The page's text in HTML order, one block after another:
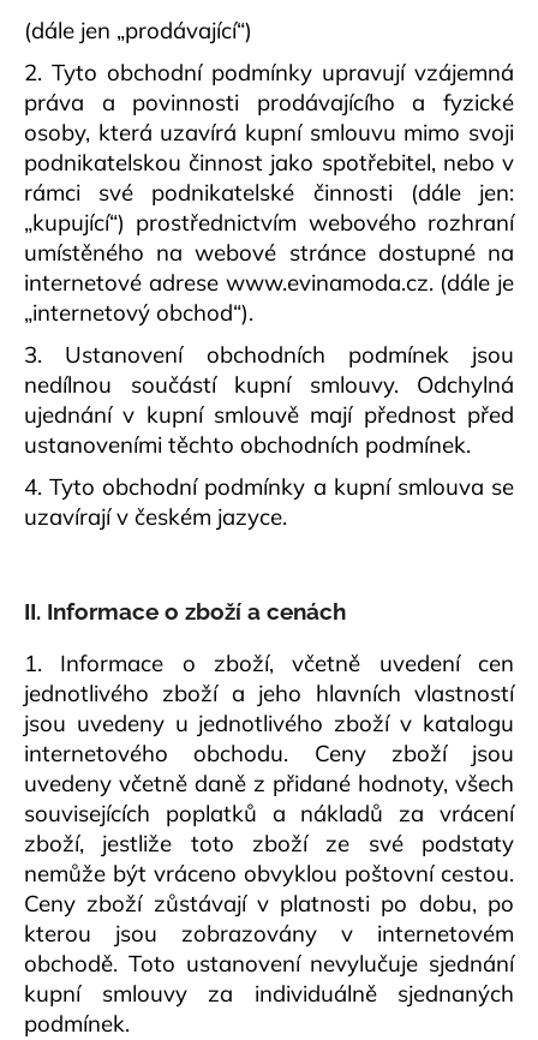
(dále jen „prodávající“)
2. Tyto obchodní podmínky upravují vzájemná
práva a povinnosti prodávajícího a fyzické
osoby, která uzavírá kupní smlouvu mimo svoji
podnikatelskou činnost jako spotřebitel, nebo v
rámci své podnikatelské činnosti (dále jen:
„kupující“) prostřednictvím webového rozhraní
umístěného na webové stránce dostupné na
internetové adrese www.evinamoda.cz. (dále je
„internetový obchod“).
3. Ustanovení obchodních podmínek jsou
nedílnou součástí kupní smlouvy. Odchylná
ujednání v kupní smlouvě mají přednost před
ustanoveními těchto obchodních podmínek.
4. Tyto obchodní podmínky a kupní smlouva se
uzavírají v českém jazyce.
II. Informace o zboží a cenách
1. Informace o zboží, včetně uvedení cen
jednotlivého zboží a jeho hlavních vlastností
jsou uvedeny u jednotlivého zboží v katalogu
internetového obchodu. Ceny zboží jsou
uvedeny včetně daně z přidané hodnoty, všech
souvisejících poplatků a nákladů za vrácení
zboží, jestliže toto zboží ze své podstaty
nemůže být vráceno obvyklou poštovní cestou.
Ceny zboží zůstávají v platnosti po dobu, po
kterou jsou zobrazovány v internetovém
obchodě. Toto ustanovení nevylučuje sjednání
kupní smlouvy za individuálně sjednaných
podmínek.
HLEDAT
D
o
p
o
r
u
č
u
j
e
m
e